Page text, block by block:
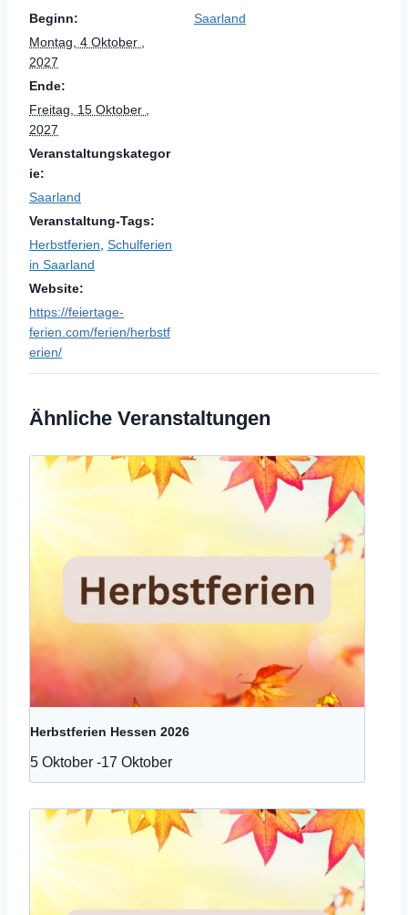
Beginn:
Montag, 4 Oktober ,
2027
Ende:
Freitag, 15 Oktober ,
2027
Veranstaltungskategor
ie:
Saarland
Veranstaltung-Tags:
Herbstferien, Schulferien
in Saarland
Website:
https://feiertage-
ferien.com/ferien/herbstf
erien/
Saarland
Ähnliche Veranstaltungen
Herbstferien Hessen 2026
5 Oktober -17 Oktober